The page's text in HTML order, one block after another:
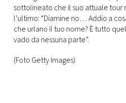
sottolineato che il suo attuale tour
l’ultimo: “Diamine no… Addio a
che urlano il tuo nome? È tutto
vado da nessuna parte”.
(Foto Getty Images)